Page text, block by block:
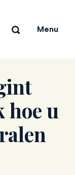
Menu
hoe u